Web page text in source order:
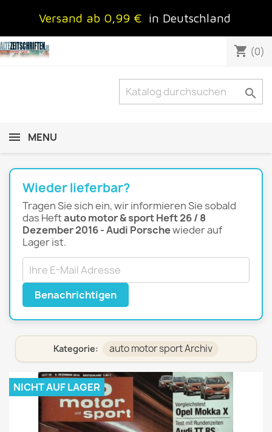
Versand ab 0,99 € in Deutschland
shopping_cart (0)

MENU
Wieder lieferbar?
Tragen Sie sich ein, wir informieren Sie sobald
das Heftauto motor & sport Heft 26 / 8
Dezember 2016 - Audi Porschewieder auf
Lager ist.
Benachrichtigen
Kategorie: auto motor sport Archiv
NICHT AUF LAGER